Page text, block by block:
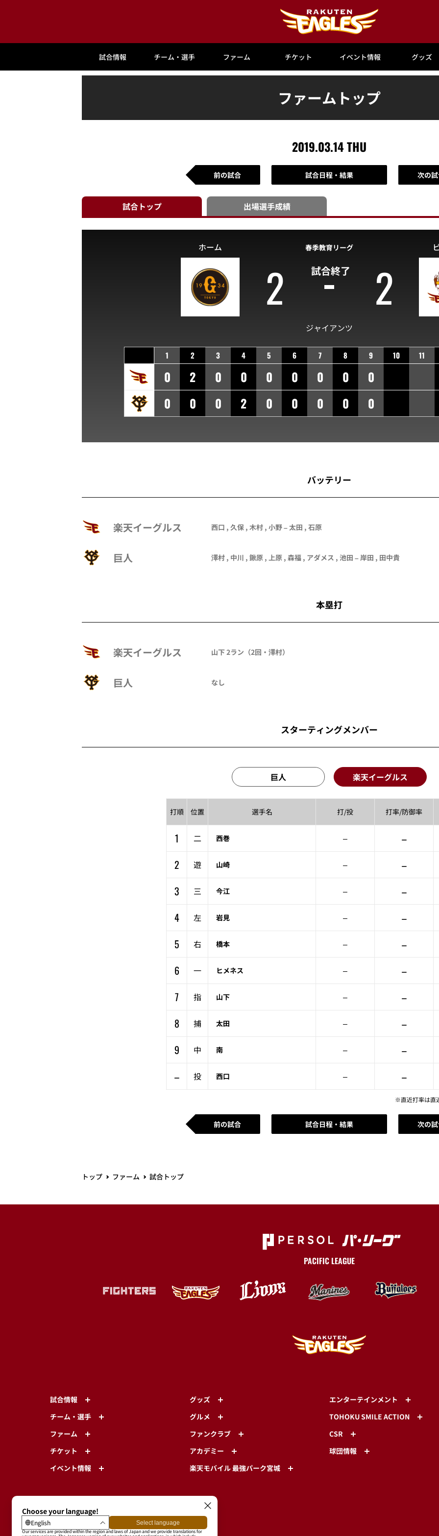
試合情報 チーム・選手 ファーム チケット イベント情報 グッズ
ファームトップ
2019.03.14 THU
前の試合 試合日程・結果 次の
試合トップ 出場選手成績
春季教育リーグ
試合終了
ホーム
2 2
ジャイアンツ
1 2 3 4 5 6 7 8 9 10 11
0 2 0 0 0 0 0 0
0
0
0 0 2 0 0 0 0 0
バッテリー
楽天イーグルス 西口 , 久保 , 木村 , 小野–太田 , 石原
巨人 澤村 , 中川 , 鍬原 , 上原 , 森福 , アダメス , 池田 – 岸田 , 田中貴
本塁打
楽天イーグルス 山下 2ラン（2回・澤村）
巨人 なし
スターティングメンバー
巨人 楽天イーグルス
打順 位置 選手名 打/投 打率/防御率
1 二 西巻 – –
2
遊 山崎 – –
3
三 今江 – –
4
左 岩見 – –
5
右 橋本 – –
6
一 ヒメネス – –
7
指 山下 – –
8
捕 太田 – –
9
中 南 – –
–
投 西口 – –
※直近打率は直
前の試合 試合日程・結果 次の
トップ ファーム 試合トップ
PACIFIC LEAGUE
試合情報
チーム・選手
ファーム
チケット
イベント情報
グッズ
グルメ
ファンクラブ
アカデミー
楽天モバイル 最強パーク宮城
エンターテインメント
TOHOKU SMILE ACTION
CSR
球団情報